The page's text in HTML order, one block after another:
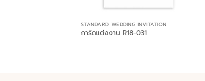
STANDARD WEDDING INVITATION
การ์ดแต่งงาน R18-031